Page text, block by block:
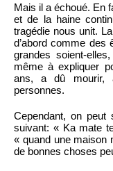
Mais il a échoué. En
et de la haine
tragédie nous unit.
d’abord comme des
grandes soient-
même à expliquer
ans, a dû mourir,
personnes.
Cependant, on
suivant: « Ka mate
« quand une maison
de bonnes choses